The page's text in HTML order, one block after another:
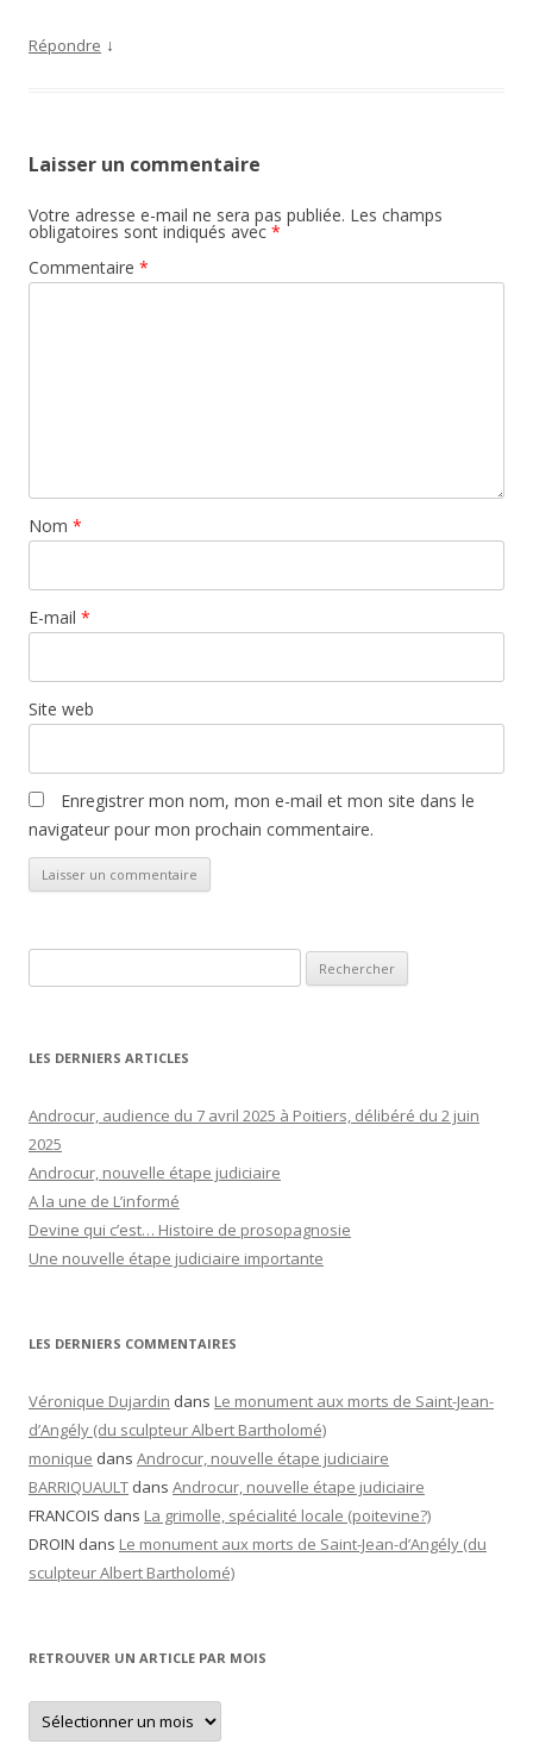
Répondre ↓
Laisser un commentaire
Votre adresse e-mail ne sera pas publiée. Les champs
obligatoires sont indiqués avec *
Commentaire *
Nom *
E-mail *
Site web
Enregistrer mon nom, mon e-mail et mon site dans le
navigateur pour mon prochain commentaire.
LES DERNIERS ARTICLES
Androcur, audience du 7 avril 2025 à Poitiers, délibéré du 2 juin
2025
Androcur, nouvelle étape judiciaire
A la une de L’informé
Devine qui c’est… Histoire de prosopagnosie
Une nouvelle étape judiciaire importante
LES DERNIERS COMMENTAIRES
Véronique Dujardin dans Le monument aux morts de Saint-Jean-
d’Angély (du sculpteur Albert Bartholomé)
monique dans Androcur, nouvelle étape judiciaire
BARRIQUAULT dans Androcur, nouvelle étape judiciaire
FRANCOIS dans La grimolle, spécialité locale (poitevine?)
DROIN dans Le monument aux morts de Saint-Jean-d’Angély (du
sculpteur Albert Bartholomé)
RETROUVER UN ARTICLE PAR MOIS
Retrouver
un
article